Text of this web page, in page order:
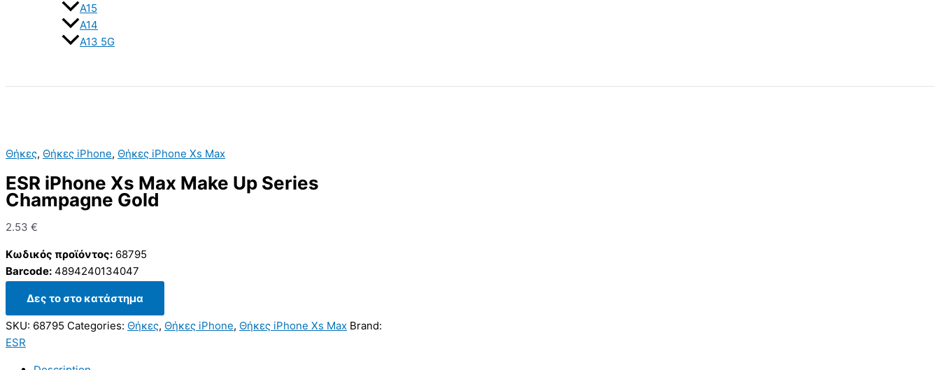
A15
A14
A13 5G
Θήκες, Θήκες iPhone, Θήκες iPhone Xs Max
ESR iPhone Xs Max Make Up Series
Champagne Gold
2.53 €
Κωδικός προϊόντος: 68795
Barcode: 4894240134047
Δες το στο κατάστημα
SKU: 68795 Categories: Θήκες, Θήκες iPhone, Θήκες iPhone Xs Max Brand:
ESR